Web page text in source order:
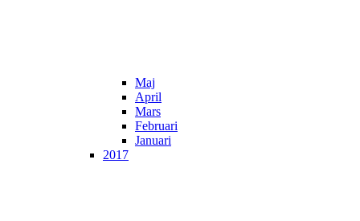
Maj
April
Mars
Februari
Januari
2017